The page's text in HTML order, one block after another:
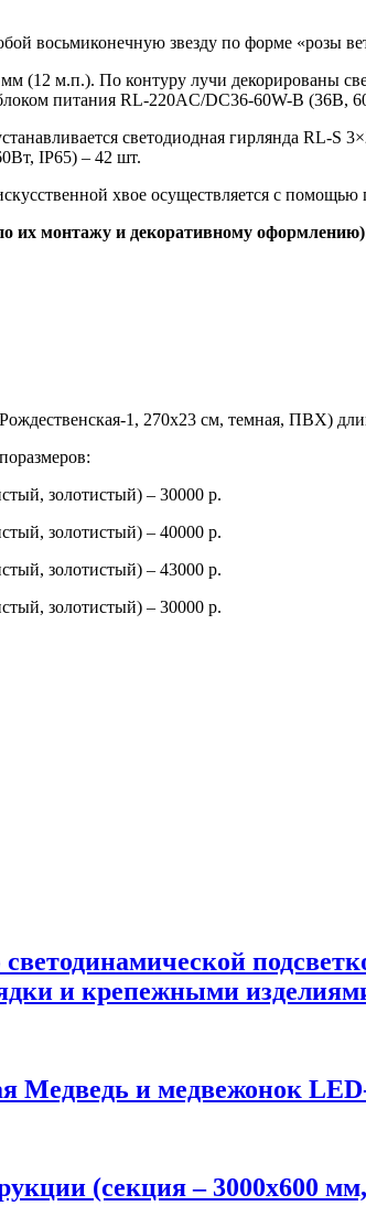
восьмиконечную звезду по форме «розы
(12 м.п.). По контуру лучи
питания RL-220AC/DC36-60W-B (36В,
светодиодная гирлянда RL-
IP65) – 42 шт.
хвое осуществляется с
их монтажу и декоративному
1, 270х23 см, темная, ПВХ)
золотистый) – 30000 р.
золотистый) – 40000 р.
золотистый) – 43000 р.
золотистый) – 30000 р.
и крепежными
Медведь и медвежонок
(секция – 3000х600